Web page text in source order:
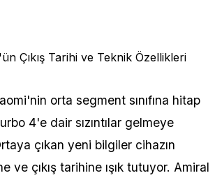
orta segment sınıfına hitap
4'e dair sızıntılar gelmeye
çıkan yeni bilgiler cihazın
ve çıkış tarihine ışık tutuyor. Amiral